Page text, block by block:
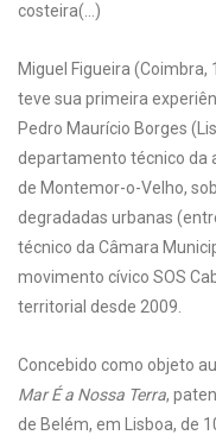
costeira(…)
Miguel Figueira (Coimbra,
teve sua primeira
Pedro Maurício Borges
departamento técnico da
de Montemor-o-Velho,
degradadas urbanas
técnico da Câmara
movimento cívico SOS
territorial desde 2009.
Concebido como objeto
Mar É a Nossa Terra,
de Belém, em Lisboa, de